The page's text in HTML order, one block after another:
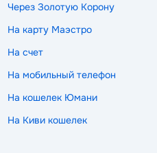
Через Золотую Корону
На карту Маэстро
На счет
На мобильный телефон
На кошелек Юмани
На Киви кошелек